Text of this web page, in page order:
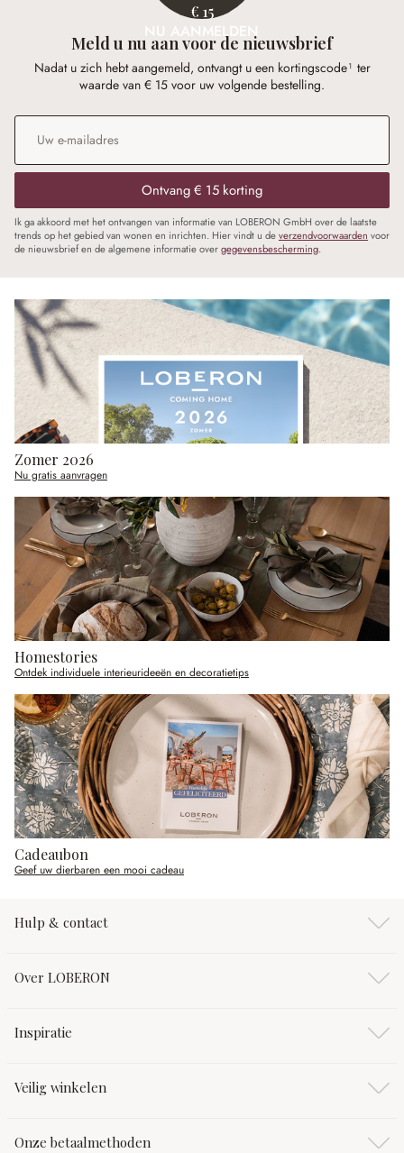
€ 15
NU AANMELDEN
Meld u nu aan voor de nieuwsbrief
Nadat u zich hebt aangemeld, ontvangt u een kortingscode¹ ter
waarde van € 15 voor uw volgende bestelling.
E-mailadres
Ontvang € 15 korting
Ik ga akkoord met het ontvangen van informatie van LOBERON GmbH over de laatste
trends op het gebied van wonen en inrichten. Hier vindt u deverzendvoorwaarden voor
de nieuwsbrief en de algemene informatie overgegevensbescherming.
Zomer 2026
Nu gratis aanvragen
Homestories
Ontdek individuele interieurideeën en decoratietips
Cadeaubon
Geef uw dierbaren een mooi cadeau
Hulp & contact
Over LOBERON
Inspiratie
Veilig winkelen
Onze betaalmethoden